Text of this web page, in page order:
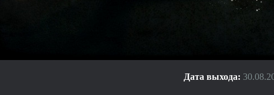
Дата выхода: